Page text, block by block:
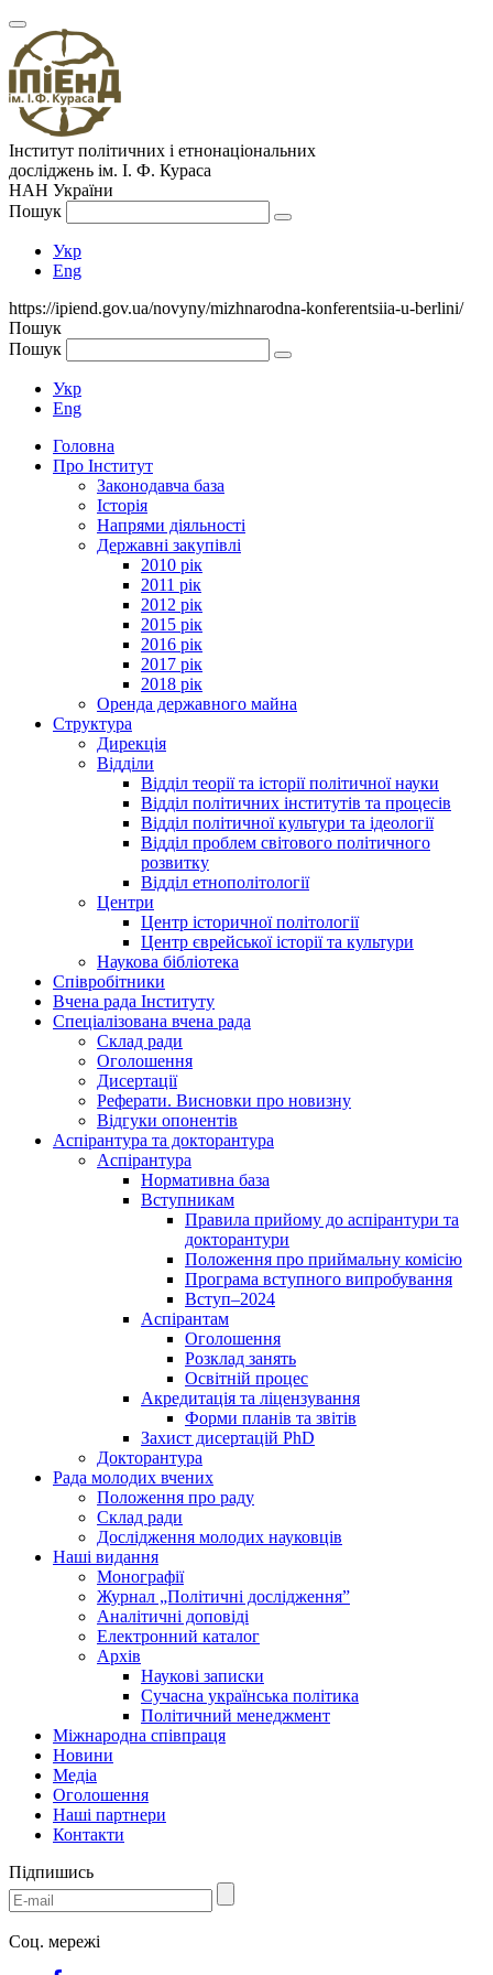
Інститут політичних і етнонаціональних
досліджень ім. І. Ф. Кураса
НАН України
Пошук
Укр
Eng
https://ipiend.gov.ua/novyny/mizhnarodna-konferentsiia-u-berlini/
Пошук
Пошук
Укр
Eng
Головна
Про Інститут
Законодавча база
Історія
Напрями діяльності
Державні закупівлі
2010 рік
2011 рік
2012 рік
2015 рік
2016 рік
2017 рік
2018 рік
Оренда державного майна
Структура
Дирекція
Відділи
Відділ теорії та історії політичної науки
Відділ політичних інститутів та процесів
Відділ політичної культури та ідеології
Відділ проблем світового політичного
розвитку
Відділ етнополітології
Центри
Центр історичної політології
Центр єврейської історії та культури
Наукова бібліотека
Співробітники
Вчена рада Інституту
Спеціалізована вчена рада
Склад ради
Оголошення
Дисертації
Реферати. Висновки про новизну
Відгуки опонентів
Аспірантура та докторантура
Аспірантура
Нормативна база
Вступникам
Правила прийому до аспірантури та
докторантури
Положення про приймальну комісію
Програма вступного випробування
Вступ–2024
Аспірантам
Оголошення
Розклад занять
Освітній процес
Акредитація та ліцензування
Форми планів та звітів
Захист дисертацій PhD
Докторантура
Рада молодих вчених
Положення про раду
Склад ради
Дослідження молодих науковців
Наші видання
Монографії
Журнал „Політичні дослідження”
Аналітичні доповіді
Електронний каталог
Архів
Наукові записки
Сучасна українська політика
Політичний менеджмент
Міжнародна співпраця
Новини
Медіa
Оголошення
Наші партнери
Контакти
Підпишись
Соц. мережі